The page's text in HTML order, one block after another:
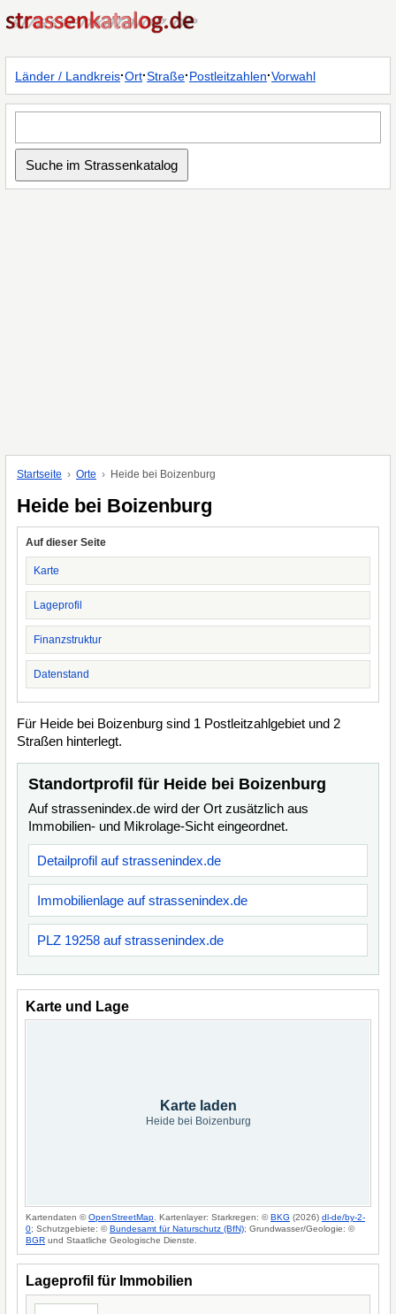
Länder / Landkreis·Ort·Straße·Postleitzahlen·Vorwahl
Startseite Orte Heide bei Boizenburg
Heide bei Boizenburg
Auf dieser Seite
Karte
Lageprofil
Finanzstruktur
Datenstand
Für Heide bei Boizenburg sind 1 Postleitzahlgebiet und 2
Straßen hinterlegt.
Standortprofil für Heide bei Boizenburg
Auf strassenindex.de wird der Ort zusätzlich aus
Immobilien- und Mikrolage-Sicht eingeordnet.
Detailprofil auf strassenindex.de
Immobilienlage auf strassenindex.de
PLZ 19258 auf strassenindex.de
Karte und Lage
Karte laden
Heide bei Boizenburg
Kartendaten ©OpenStreetMap . Kartenlayer: Starkregen: ©BKG (2026) dl-de/by-2-
0; Schutzgebiete: ©Bundesamt für Naturschutz (BfN); Grundwasser/Geologie: ©
BGR und Staatliche Geologische Dienste.
Lageprofil für Immobilien